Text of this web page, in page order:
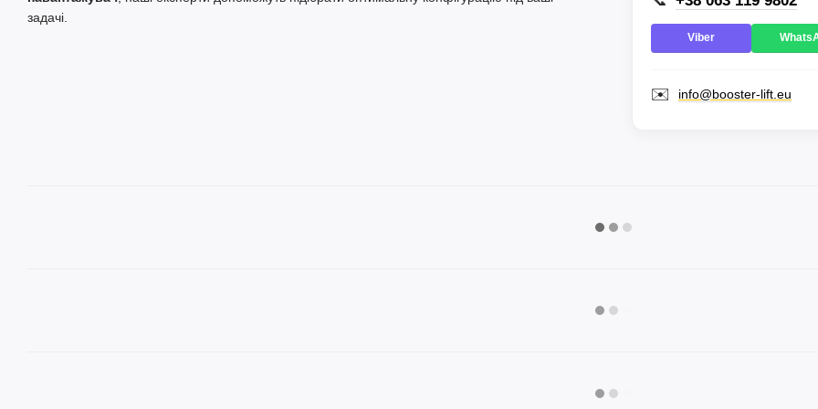
задачі.
Viber
✉️ info@booster-lift.eu